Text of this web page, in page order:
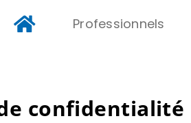
Professionnels
confidentialité